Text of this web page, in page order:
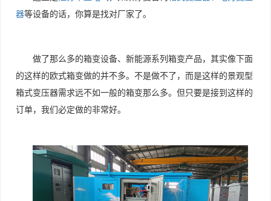
器等设备的话，你算是找对厂家了。
做了那么多的箱变设备、新能源系列箱变产品，其实像下面
的这样的欧式箱变做的并不多。不是做不了，而是这样的景观型
箱式变压器需求远不如一般的箱变那么多。但只要是接到这样的
订单，我们必定做的非常好。